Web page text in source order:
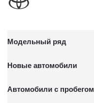
Модельный ряд
Новые автомобили
Автомобили с пробегом